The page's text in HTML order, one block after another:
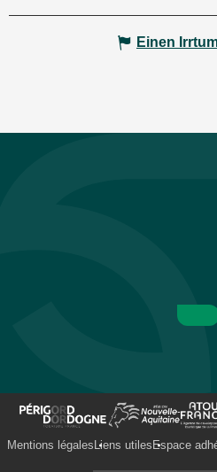
Einen
Mentions légales Liens utiles Espace